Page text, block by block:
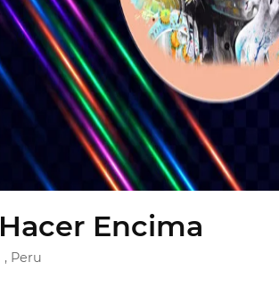
Hacer Encima
, Peru